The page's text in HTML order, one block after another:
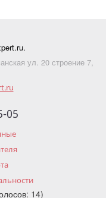
ул. 20 строение 7,
05
14)